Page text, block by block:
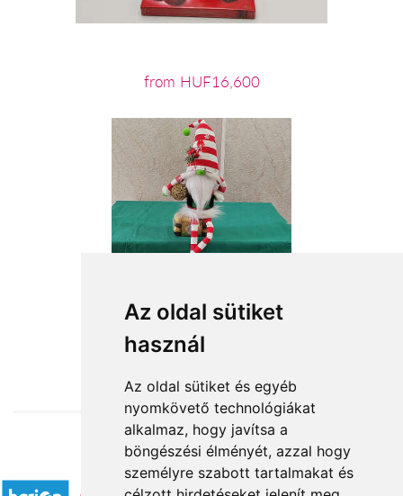
Az oldal sütiket
használ
Az oldal sütiket és egyéb
nyomkövető technológiákat
alkalmaz, hogy javítsa a
böngészési élményét, azzal hogy
személyre szabott tartalmakat és
from HUF16,600
from HUF16,760
Accepted payment methods